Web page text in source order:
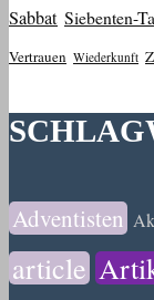
Sabbat Siebenten-
Vertrauen Wiederkunft
Adventisten
article